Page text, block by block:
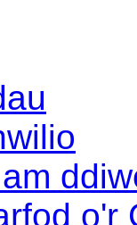
o'r